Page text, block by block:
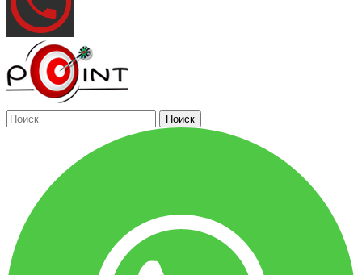
Поиск